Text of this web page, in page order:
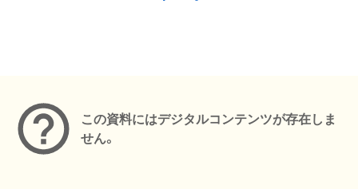
この資料にはデジタルコンテンツが存在しま
せん。